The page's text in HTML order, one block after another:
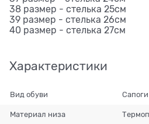
38 размер - стелька 25см
39 размер - стелька 26см
40 размер - стелька 27см
Характеристики
Вид обуви Сапоги
Материал низа